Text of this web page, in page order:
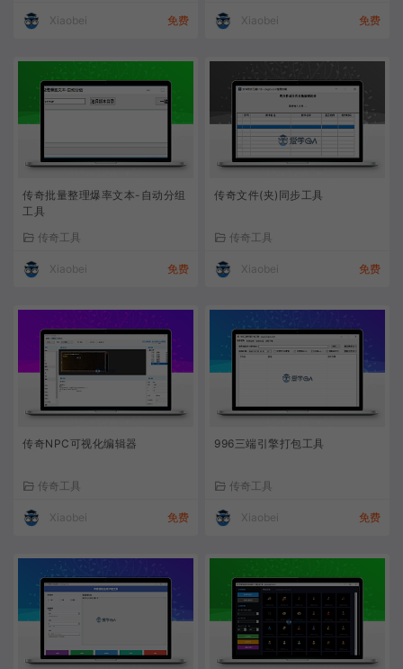
Xiaobei 免费 Xiaobei 免费
传奇批量整理爆率文本-自动分组
工具
传奇工具
Xiaobei 免费
传奇文件(夹)同步工具
传奇工具
Xiaobei 免费
传奇NPC可视化编辑器
传奇工具
Xiaobei 免费
996三端引擎打包工具
传奇工具
Xiaobei 免费